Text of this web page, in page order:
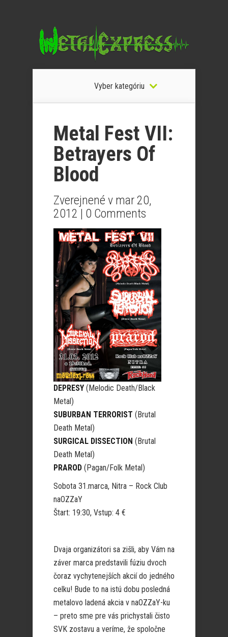
Vyber kategóriu
Metal Fest VII:
Betrayers Of
Blood
Zverejnené v mar 20,
2012 | 0 Comments
DEPRESY (Melodic Death/Black
Metal)
SUBURBAN TERRORIST (Brutal
Death Metal)
SURGICAL DISSECTION (Brutal
Death Metal)
PRAROD (Pagan/Folk Metal)
Sobota 31.marca, Nitra – Rock Club
naOZZaY
Štart: 19:30, Vstup: 4 €
Dvaja organizátori sa zišli, aby Vám na
záver marca predstavili fúziu dvoch
čoraz vychytenejších akcií do jedného
celku! Bude to na istú dobu posledná
metalovo ladená akcia v naOZZaY-ku
– preto sme pre vás prichystali čisto
SVK zostavu a veríme, že spoločne